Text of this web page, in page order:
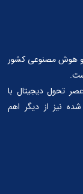
و هوش مصنوعی کشور
تحول دیجیتال با
نیز از دیگر اهم